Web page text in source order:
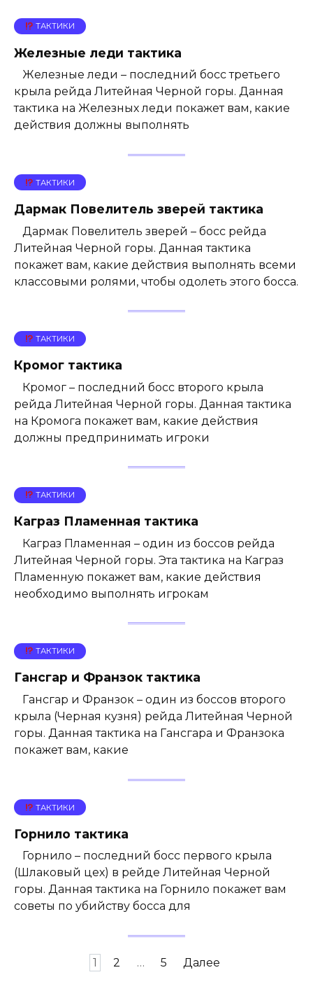
ТАКТИКИ
Железные леди тактика
Железные леди – последний босс третьего
крыла рейда Литейная Черной горы. Данная
тактика на Железных леди покажет вам, какие
действия должны выполнять
ТАКТИКИ
Дармак Повелитель зверей тактика
Дармак Повелитель зверей – босс рейда
Литейная Черной горы. Данная тактика
покажет вам, какие действия выполнять всеми
классовыми ролями, чтобы одолеть этого босса.
ТАКТИКИ
Кромог тактика
Кромог – последний босс второго крыла
рейда Литейная Черной горы. Данная тактика
на Кромога покажет вам, какие действия
должны предпринимать игроки
ТАКТИКИ
Каграз Пламенная тактика
Каграз Пламенная – один из боссов рейда
Литейная Черной горы. Эта тактика на Каграз
Пламенную покажет вам, какие действия
необходимо выполнять игрокам
ТАКТИКИ
Гансгар и Франзок тактика
Гансгар и Франзок – один из боссов второго
крыла (Черная кузня) рейда Литейная Черной
горы. Данная тактика на Гансгара и Франзока
покажет вам, какие
ТАКТИКИ
Горнило тактика
Горнило – последний босс первого крыла
(Шлаковый цех) в рейде Литейная Черной
горы. Данная тактика на Горнило покажет вам
советы по убийству босса для
1 2 … 5 Далее